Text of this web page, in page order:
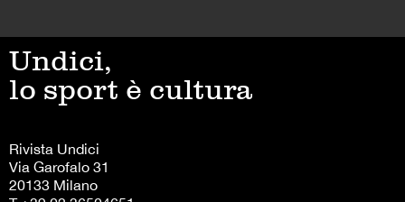
Undici,
lo sport è cultura
Rivista Undici
Via Garofalo 31
20133 Milano